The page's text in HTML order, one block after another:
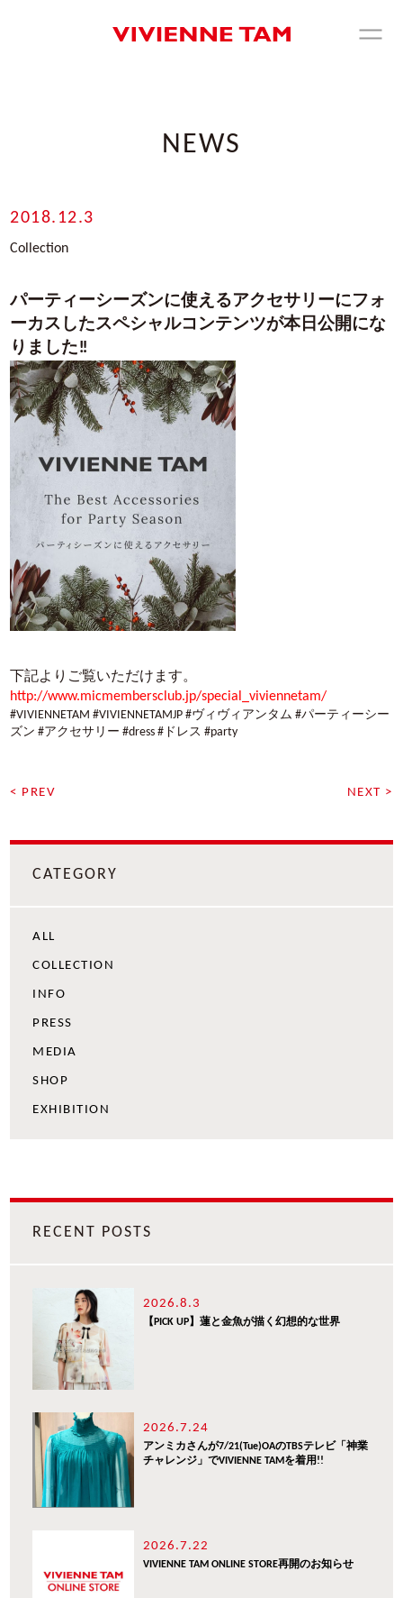
NEWS
2018.12.3
Collection
パーティーシーズンに使えるアクセサリーにフォ
ーカスしたスペシャルコンテンツが本日公開にな
りました‼︎
下記よりご覧いただけます。
http://www.micmembersclub.jp/special_viviennetam/
#VIVIENNETAM #VIVIENNETAMJP #ヴィヴィアンタム #パーティーシー
ズン #アクセサリー #dress #ドレス #party
< PREV NEXT >
CATEGORY
ALL
COLLECTION
INFO
PRESS
MEDIA
SHOP
EXHIBITION
RECENT POSTS
2026.8.3
【PICK UP】蓮と金魚が描く幻想的な世界
2026.7.24
アンミカさんが7/21(Tue)OAのTBSテレビ「神業
チャレンジ」でVIVIENNE TAMを着用!!
2026.7.22
VIVIENNE TAM ONLINE STORE再開のお知らせ